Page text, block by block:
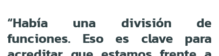
“Había una división de
funciones. Eso es clave para